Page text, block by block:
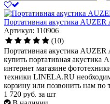
Портативная акустика AUZER
Артикул: 110906
(10)
Портативная акустика
купить портативная акустика
интернет магазине
техники LINELA.RU
корзину или позвонить нам
1 720 руб. за шт